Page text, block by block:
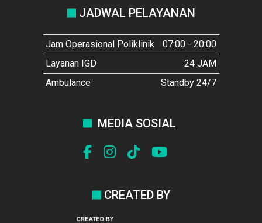
JADWAL PELAYANAN
Jam Operasional Poliklinik
07:00 - 20:00
Layanan IGD
24 JAM
Ambulance
Standby 24/7
MEDIA SOSIAL
CREATED BY